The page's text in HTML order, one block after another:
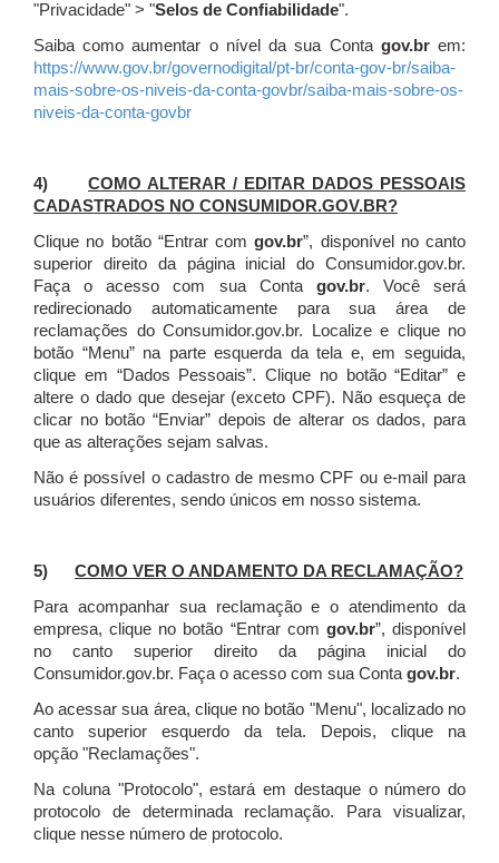
"Privacidade" > "Selos de Confiabilidade".
Saiba como aumentar o nível da sua Conta gov.brem:
https://www.gov.br/governodigital/pt-br/conta-gov-br/saiba-
mais-sobre-os-niveis-da-conta-govbr/saiba-mais-sobre-os-
niveis-da-conta-govbr
4) COMO ALTERAR / EDITAR DADOS PESSOAIS
CADASTRADOS NO CONSUMIDOR.GOV.BR?
Clique no botão “Entrar comgov.br”, disponível no canto
superior direito da página inicial do Consumidor.gov.br.
Faça o acesso com sua Conta gov.br. Você será
redirecionado automaticamente para sua área de
reclamações do Consumidor.gov.br.
Localize e clique no
botão “Menu” na parte esquerda da tela e, em seguida,
clique em “Dados Pessoais”. Clique no botão “Editar” e
altere o dado que desejar (exceto CPF). Não esqueça de
clicar no botão “Enviar” depois de alterar os dados, para
que as alterações sejam salvas.
Não é possível o cadastro de mesmo CPF ou e-mail para
usuários diferentes, sendo únicos em nosso sistema.
5) COMO VER O ANDAMENTO DA RECLAMAÇÃO?
Para acompanhar sua reclamação e o atendimento da
empresa, clique no botão “Entrar com gov.br”, disponível
no canto superior direito da página inicial do
Consumidor.gov.br. Faça o acesso com sua Contagov.br.
Ao acessar sua área, clique no botão "Menu", localizado no
canto superior esquerdo da tela. Depois, clique na
opção "Reclamações".
Na coluna "Protocolo", estará em destaque o número do
protocolo de determinada reclamação. Para visualizar,
clique nesse número de protocolo.